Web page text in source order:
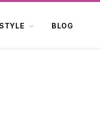
BLOG